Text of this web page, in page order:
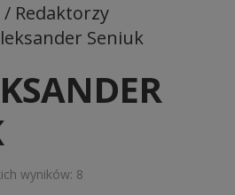
/ Redaktorzy
Seniuk
wyników: 8Posortowane